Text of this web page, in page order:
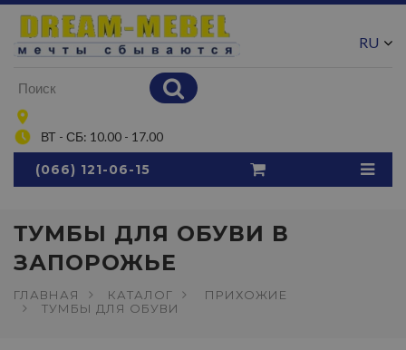
ВТ - СБ: 10.00 - 17.00
RU
(066) 121-06-15
ТУМБЫ ДЛЯ ОБУВИ В
ЗАПОРОЖЬЕ
ГЛАВНАЯ КАТАЛОГ
ПРИХОЖИЕ
ТУМБЫ ДЛЯ ОБУВИ